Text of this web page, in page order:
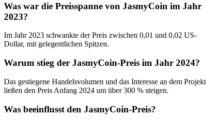
Was war die Preisspanne von JasmyCoin im Jahr
2023?
Im Jahr 2023 schwankte der Preis zwischen 0,01 und 0,02 US-
Dollar, mit gelegentlichen Spitzen.
Warum stieg der JasmyCoin-Preis im Jahr 2024?
Das gestiegene Handelsvolumen und das Interesse an dem Projekt
ließen den Preis Anfang 2024 um über 300 % steigen.
Was beeinflusst den JasmyCoin-Preis?